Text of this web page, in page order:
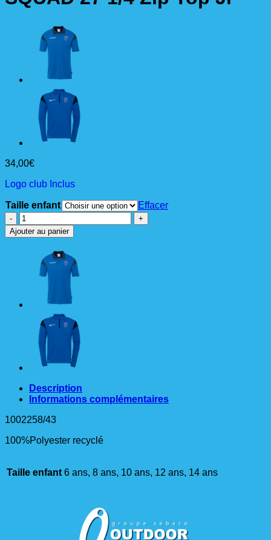
34,00€
Logo club Inclus
Taille enfant
Effacer
quantité
de
SQUAD
Ajouter au panier
Description
Informations complémentaires
1002258/43
100%Polyester recyclé
Taille enfant 6 ans, 8 ans, 10 ans, 12 ans, 14 ans